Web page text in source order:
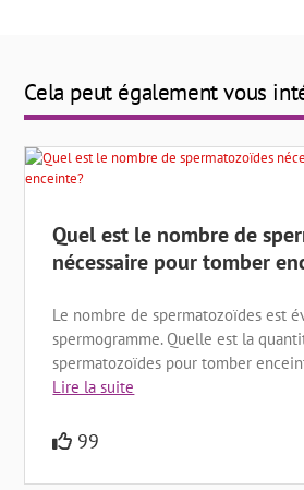
Cela peut également vous
Quel est le nombre de
nécessaire pour tomber
Le nombre de spermatozoïdes est
spermogramme. Quelle est la
spermatozoïdes pour tomber
Lire la suite
99